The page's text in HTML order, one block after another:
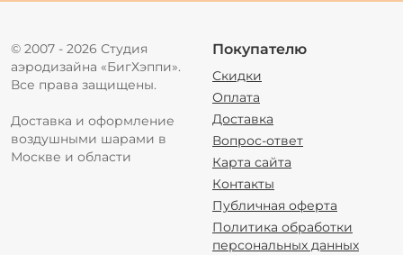
© 2007 - 2026 Студия
аэродизайна «БигХэппи».
Все права защищены.
Доставка и оформление
воздушными шарами в
Москве и области
Покупателю
Скидки
Оплата
Доставка
Вопрос-ответ
Карта сайта
Контакты
Публичная оферта
Политика обработки
персональных данных